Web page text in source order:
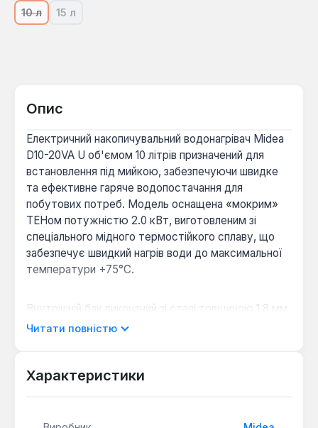
10 л(Ця опція наразі недоступна.)
15 л(Ця опція наразі недоступна.)
Опис
Електричний накопичувальний водонагрівач Midea
D10-20VA U об'ємом 10 літрів призначений для
встановлення під мийкою, забезпечуючи швидке
та ефективне гаряче водопостачання для
побутових потреб. Модель оснащена «мокрим»
ТЕНом потужністю 2.0 кВт, виготовленим зі
спеціального мідного термостійкого сплаву, що
забезпечує швидкий нагрів води до максимальної
температури +75°С.
Внутрішній бак виконаний зі сталі товщиною 1,8 мм
та покритий титанокварцевою емаллю Blue
емаллю та збільшеним магнієвим анодом, що
запобіжним клапаном для захисту від
Читати повністю
Характеристики